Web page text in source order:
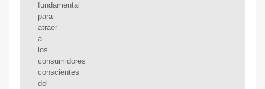
fundamental
para
atraer
a
los
consumidores
conscientes
del